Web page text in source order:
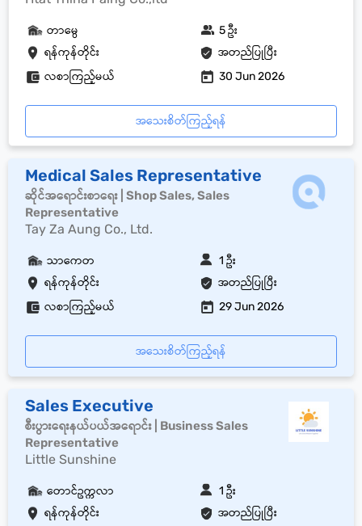
ရန်ကုန်တိုင်း အတည်ပြုပြီး
တာမွေ 5 ဦး
လစာကြည့်မယ် 30 Jun 2026
အသေးစိတ်ကြည့်ရန်
Medical Sales Representative
ဆိုင်အရောင်းစာရေး | Shop Sales, Sales
Representative
Tay Za Aung Co., Ltd.
ရန်ကုန်တိုင်း အတည်ပြုပြီး
သာကေတ 1 ဦး
လစာကြည့်မယ် 29 Jun 2026
အသေးစိတ်ကြည့်ရန်
Sales Executive
စီးပွားရေးနယ်ပယ်အရောင်း | Business Sales
Representative
Little Sunshine
ရန်ကုန်တိုင်း အတည်ပြုပြီး
တောင်ဥက္ကလာ 1 ဦး